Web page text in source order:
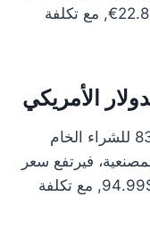
الشراء إلى 22.17€ وسعر البيع إلى 22.83€, مع تكلفة
الأمريكي
سعر الذهب عيار 24 اليوم يبلغ $83.84 للشراء الخام
المصنعية، فيرتفع سعر
الشراء إلى $92.22 وسعر البيع إلى $94.99, مع تكلفة